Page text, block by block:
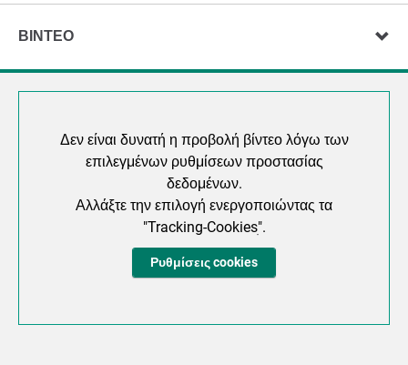
ΒΊΝΤΕΟ
Δεν είναι δυνατή η προβολή βίντεο λόγω των
επιλεγμένων ρυθμίσεων προστασίας
δεδομένων.
Αλλάξτε την επιλογή ενεργοποιώντας τα
"Tracking-Cookiesׅ".
Ρυθμίσεις cookies